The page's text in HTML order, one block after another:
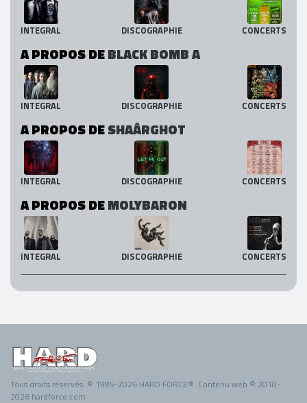
INTEGRAL DISCOGRAPHIE CONCERTS
A PROPOS DEBLACK BOMB A
INTEGRAL DISCOGRAPHIE CONCERTS
A PROPOS DESHAÂRGHOT
INTEGRAL DISCOGRAPHIE CONCERTS
A PROPOS DEMOLYBARON
INTEGRAL DISCOGRAPHIE CONCERTS
Tous droits réservés. © 1985-2026 HARD FORCE®. Contenu web © 2010-
2026 hardforce.com